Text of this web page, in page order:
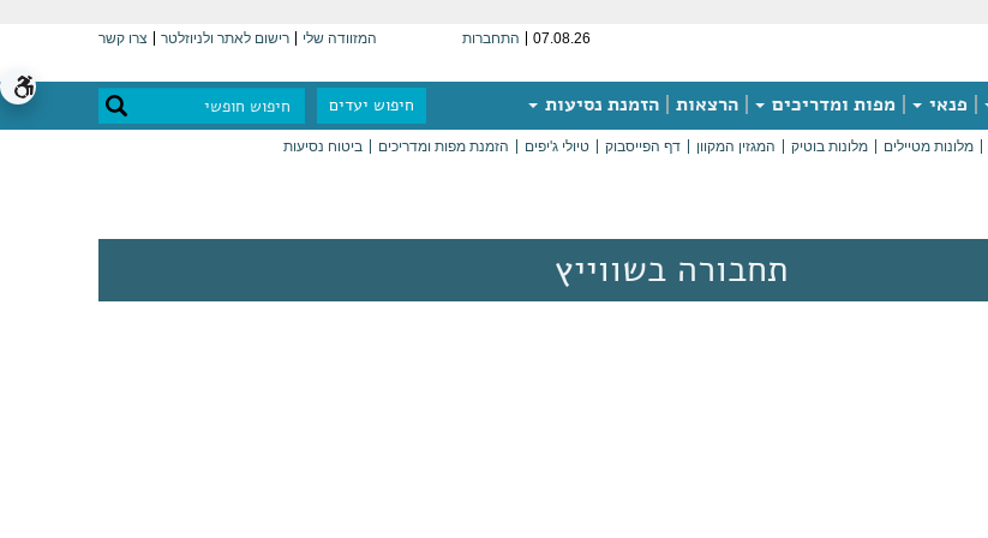
07.08.26 התחברות המזוודה שלי רישום לאתר ולניוזלטר צרו קשר
פנאי מפות ומדריכים הרצאות הזמנת נסיעות חיפוש יעדים
מלונות מטיילים מלונות בוטיק המגזין המקוון דף הפייסבוק טיולי ג'יפים הזמנת מפות ומדריכים ביטוח נסיעות
תחבורה בשווייץ